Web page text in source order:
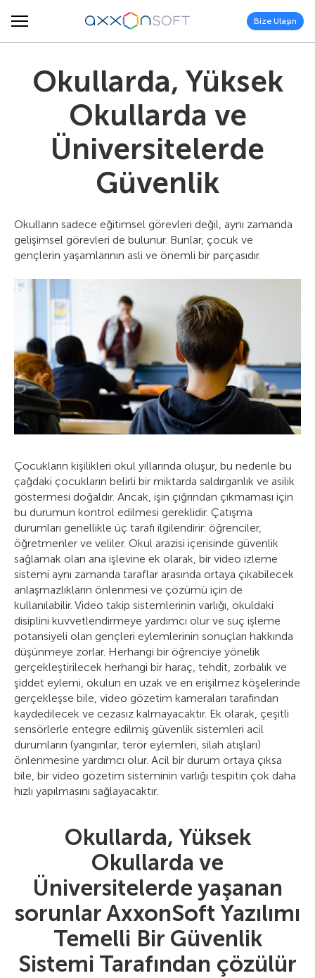
Bize Ulaşın
Okullarda, Yüksek
Okullarda ve
Üniversitelerde
Güvenlik
Okulların sadece eğitimsel görevleri değil, aynı zamanda
gelişimsel görevleri de bulunur. Bunlar, çocuk ve
gençlerin yaşamlarının asli ve önemli bir parçasıdır.
Çocukların kişilikleri okul yıllarında oluşur, bu nedenle bu
çağdaki çocukların belirli bir miktarda saldırganlık ve asilik
göstermesi doğaldır. Ancak, işin çığrından çıkmaması için
bu durumun kontrol edilmesi gereklidir. Çatışma
durumları genellikle üç tarafı ilgilendirir: öğrenciler,
öğretmenler ve veliler. Okul arazisi içerisinde güvenlik
sağlamak olan ana işlevine ek olarak, bir video izleme
sistemi aynı zamanda taraflar arasında ortaya çıkabilecek
anlaşmazlıkların önlenmesi ve çözümü için de
kullanılabilir. Video takip sistemlerinin varlığı, okuldaki
disiplini kuvvetlendirmeye yardımcı olur ve suç işleme
potansiyeli olan gençleri eylemlerinin sonuçları hakkında
düşünmeye zorlar. Herhangi bir öğrenciye yönelik
gerçekleştirilecek herhangi bir haraç, tehdit, zorbalık ve
şiddet eylemi, okulun en uzak ve en erişilmez köşelerinde
gerçekleşse bile, video gözetim kameraları tarafından
kaydedilecek ve cezasız kalmayacaktır. Ek olarak, çeşitli
sensörlerle entegre edilmiş güvenlik sistemleri acil
durumların (yangınlar, terör eylemleri, silah atışları)
önlenmesine yardımcı olur. Acil bir durum ortaya çıksa
bile, bir video gözetim sisteminin varlığı tespitin çok daha
hızlı yapılmasını sağlayacaktır.
Okullarda, Yüksek
Okullarda ve
Üniversitelerde yaşanan
sorunlar AxxonSoft Yazılımı
Temelli Bir Güvenlik
Sistemi Tarafından çözülür